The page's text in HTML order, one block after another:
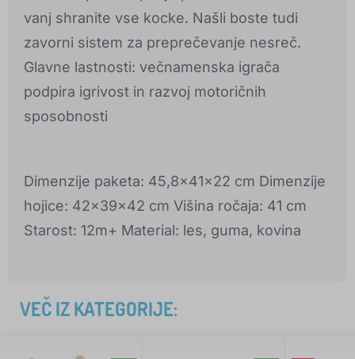
vanj shranite vse kocke. Našli boste tudi
zavorni sistem za preprečevanje nesreč.
Glavne lastnosti: večnamenska igrača
podpira igrivost in razvoj motoričnih
sposobnosti
Dimenzije paketa: 45,8x41x22 cm Dimenzije
hojice: 42x39x42 cm Višina ročaja: 41 cm
Starost: 12m+ Material: les, guma, kovina
VEČ IZ KATEGORIJE: